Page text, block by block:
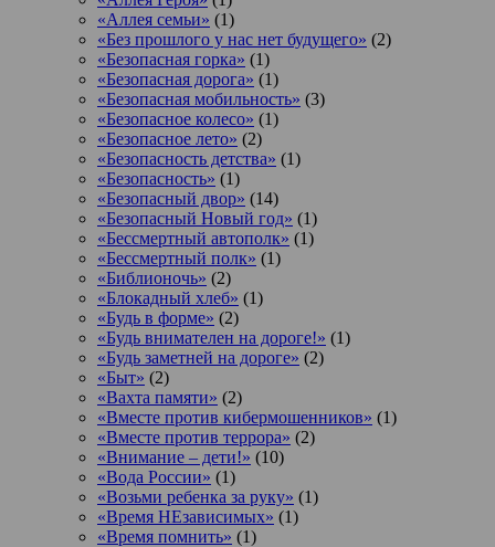
«Аллея семьи» (1)
«Без прошлого у нас нет будущего» (2)
«Безопасная горка» (1)
«Безопасная дорога» (1)
«Безопасная мобильность» (3)
«Безопасное колесо» (1)
«Безопасное лето» (2)
«Безопасность детства» (1)
«Безопасность» (1)
«Безопасный двор» (14)
«Безопасный Новый год» (1)
«Бессмертный автополк» (1)
«Бессмертный полк» (1)
«Библионочь» (2)
«Блокадный хлеб» (1)
«Будь в форме» (2)
«Будь внимателен на дороге!» (1)
«Будь заметней на дороге» (2)
«Быт» (2)
«Вахта памяти» (2)
«Вместе против кибермошенников» (1)
«Вместе против террора» (2)
«Внимание – дети!» (10)
«Вода России» (1)
«Возьми ребенка за руку» (1)
«Время НЕзависимых» (1)
«Время помнить» (1)